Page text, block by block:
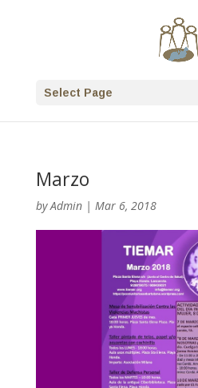
Select Page
Marzo
byAdmin| Mar 6, 2018